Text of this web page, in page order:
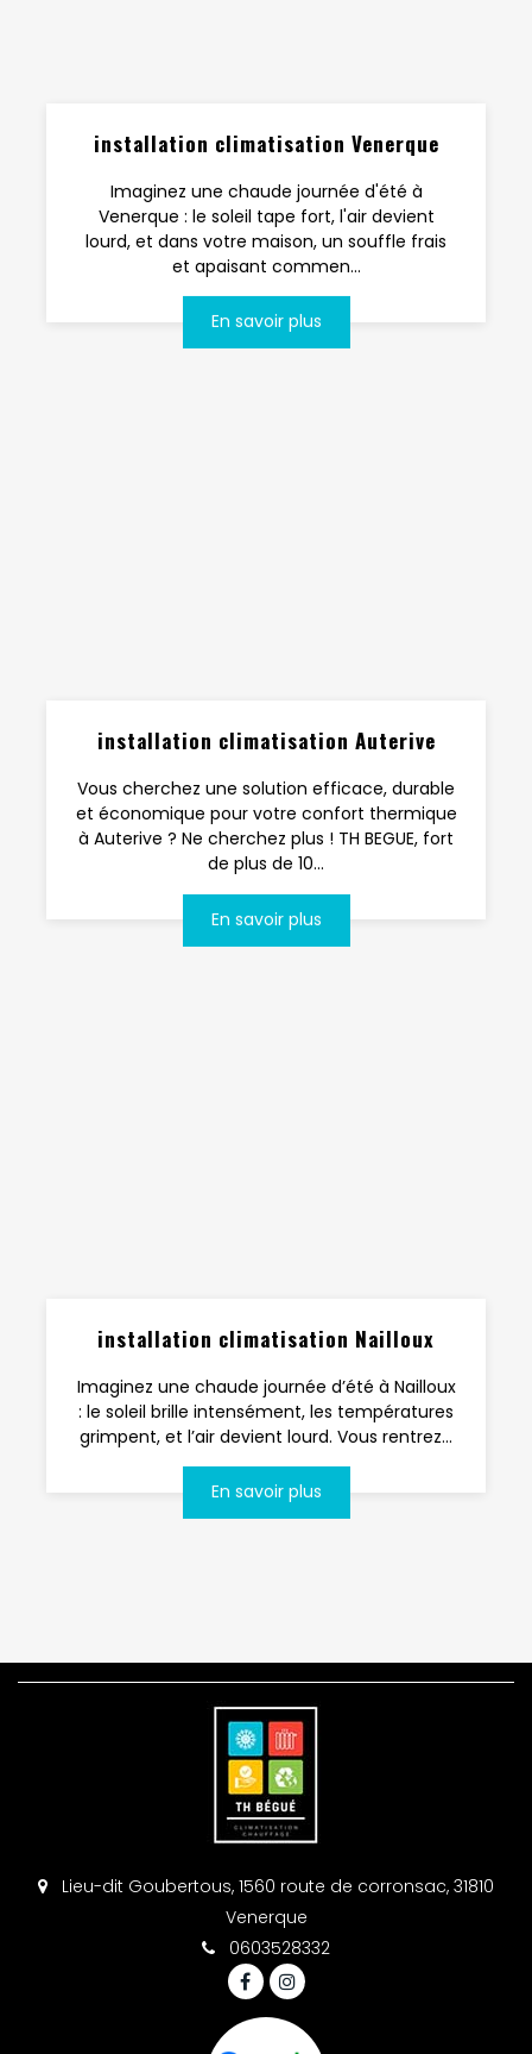
installation climatisation Venerque
Imaginez une chaude journée d'été à
Venerque : le soleil tape fort, l'air devient
lourd, et dans votre maison, un souffle frais
et apaisant commen...
En savoir plus
installation climatisation Auterive
Vous cherchez une solution efficace, durable
et économique pour votre confort thermique
à Auterive ? Ne cherchez plus ! TH BEGUE, fort
de plus de 10...
En savoir plus
installation climatisation Nailloux
Imaginez une chaude journée d’été à Nailloux
: le soleil brille intensément, les températures
grimpent, et l’air devient lourd. Vous rentrez...
En savoir plus
Lieu-dit Goubertous, 1560 route de corronsac, 31810
Venerque
0603528332